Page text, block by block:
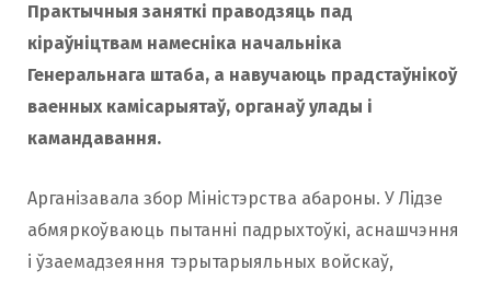
Практычныя заняткі праводзяць пад
кіраўніцтвам намесніка начальніка
Генеральнага штаба, а навучаюць прадстаўнікоў
ваенных камісарыятаў, органаў улады і
камандавання.
Арганізавала збор Міністэрства абароны. У Лідзе
абмяркоўваюць пытанні падрыхтоўкі, аснашчэння
і ўзаемадзеяння тэрытарыяльных войскаў,